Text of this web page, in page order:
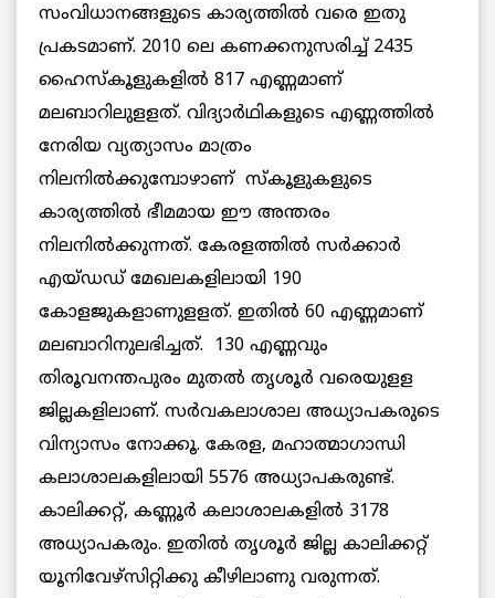
സംവിധാനങ്ങളുടെ കാര്യത്തില്‍ വരെ ഇതു
പ്രകടമാണ്. 2010 ലെ കണക്കനുസരിച്ച് 2435
ഹൈസ്കൂളുകളില്‍ 817 എണ്ണമാണ്
മലബാറിലുളളത്. വിദ്യാര്‍ഥികളുടെ എണ്ണത്തില്‍
നേരിയ വ്യത്യാസം മാത്രം
നിലനില്‍ക്കുമ്പോഴാണ് സ്കൂളുകളുടെ
കാര്യത്തില്‍ ഭീമമായ ഈ അന്തരം
നിലനില്‍ക്കുന്നത്. കേരളത്തില്‍ സര്‍ക്കാര്‍
എയ്ഡഡ് മേഖലകളിലായി 190
കോളജുകളാണുളളത്. ഇതില്‍ 60 എണ്ണമാണ്
മലബാറിനുലഭിച്ചത്. 130 എണ്ണവും
തിരൂവനന്തപുരം മുതല്‍ തൃശൂര്‍ വരെയുളള
ജില്ലകളിലാണ്. സര്‍വകലാശാല അധ്യാപകരുടെ
വിന്യാസം നോക്കൂ. കേരള, മഹാത്മാഗാന്ധി
കലാശാലകളിലായി 5576 അധ്യാപകരുണ്ട്.
കാലിക്കറ്റ്, കണ്ണൂര്‍ കലാശാലകളില്‍ 3178
അധ്യാപകരും. ഇതില്‍ തൃശൂര്‍ ജില്ല കാലിക്കറ്റ്
യൂനിവേഴ്സിറ്റിക്കു കീഴിലാണു വരുന്നത്.